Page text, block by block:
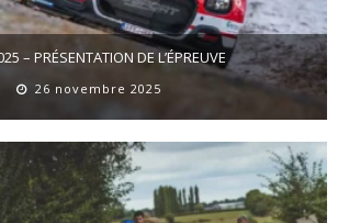
– PRÉSENTATION DE L’ÉPREUVE
26 novembre 2025